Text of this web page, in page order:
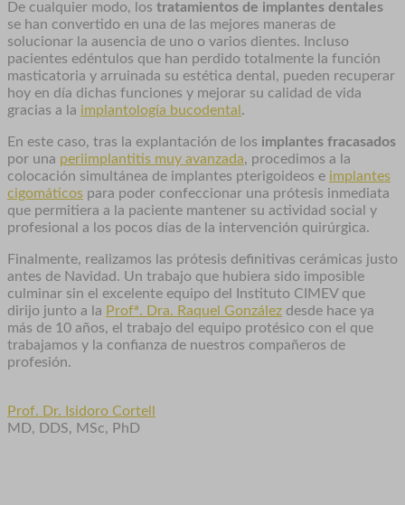
De cualquier modo, los tratamientos de implantes dentales
se han convertido en una de las mejores maneras de
solucionar la ausencia de uno o varios dientes. Incluso
pacientes edéntulos que han perdido totalmente la función
masticatoria y arruinada su estética dental, pueden recuperar
hoy en día dichas funciones y mejorar su calidad de vida
gracias a la implantología bucodental .
En este caso, tras la explantación de los implantes fracasados
por una periimplantitis muy avanzada, procedimos a la
colocación simultánea de implantes pterigoideos e implantes
cigomáticos para poder confeccionar una prótesis inmediata
que permitiera a la paciente mantener su actividad social y
profesional a los pocos días de la intervención quirúrgica.
Finalmente, realizamos las prótesis definitivas cerámicas justo
antes de Navidad. Un trabajo que hubiera sido imposible
culminar sin el excelente equipo del Instituto CIMEV que
dirijo junto a la Profª. Dra. Raquel González desde hace ya
más de 10 años, el trabajo del equipo protésico con el que
trabajamos y la confianza de nuestros compañeros de
profesión.
Prof. Dr. Isidoro Cortell
MD, DDS, MSc, PhD